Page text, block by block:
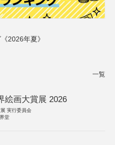
2026年夏》
一覧
絵画大賞展 2026
実行委員会
堂